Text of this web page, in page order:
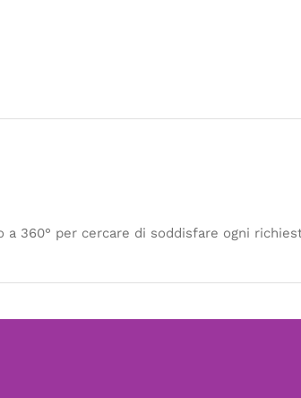
360° per cercare di soddisfare ogni